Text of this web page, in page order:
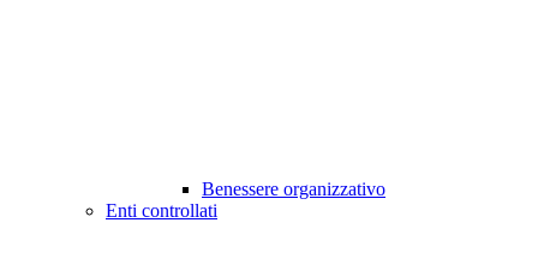
Benessere organizzativo
Enti controllati